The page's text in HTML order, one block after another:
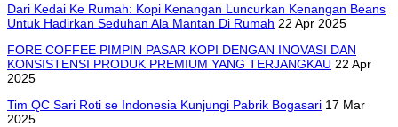
Dari Kedai Ke Rumah: Kopi Kenangan Luncurkan Kenangan Beans
Untuk Hadirkan Seduhan Ala Mantan Di Rumah 22 Apr 2025
FORE COFFEE PIMPIN PASAR KOPI DENGAN INOVASI DAN
KONSISTENSI PRODUK PREMIUM YANG TERJANGKAU 22 Apr
2025
Tim QC Sari Roti se Indonesia Kunjungi Pabrik Bogasari 17 Mar
2025